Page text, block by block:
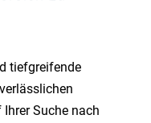
tiefgreifende
Suche nach